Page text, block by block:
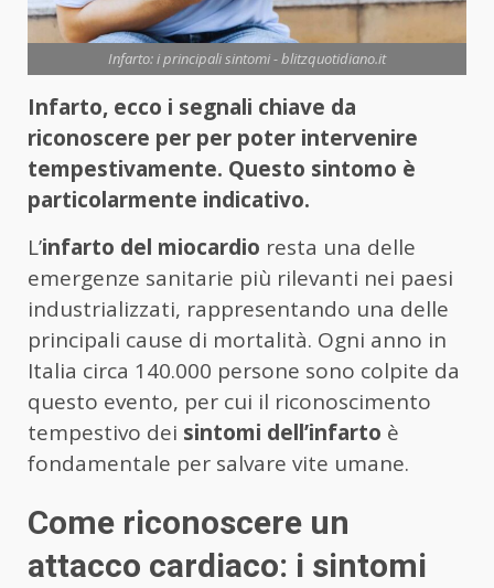
Infarto: i principali sintomi - blitzquotidiano.it
Infarto, ecco i segnali chiave da
riconoscere per per poter intervenire
tempestivamente. Questo sintomo è
particolarmente indicativo.
L’infarto del miocardio resta una delle
emergenze sanitarie più rilevanti nei paesi
industrializzati, rappresentando una delle
principali cause di mortalità. Ogni anno in
Italia circa 140.000 persone sono colpite da
questo evento, per cui il riconoscimento
tempestivo dei sintomi dell’infarto è
fondamentale per salvare vite umane.
Come riconoscere un
attacco cardiaco: i sintomi